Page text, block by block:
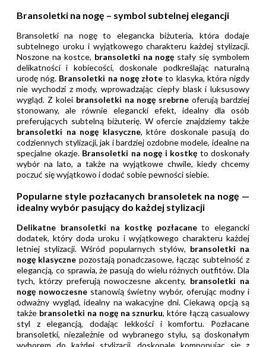
Bransoletki na nogę – symbol subtelnej elegancji
Bransoletki na nogę to elegancka biżuteria, która dodaje
subtelnego uroku i wyjątkowego charakteru każdej stylizacji.
Noszone na kostce, bransoletki na nogę stały się symbolem
delikatności i kobiecości, doskonale podkreślając naturalną
urodę nóg. Bransoletki na nogę złote to klasyka, która nigdy
nie wychodzi z mody, wprowadzając ciepły blask i luksusowy
wygląd. Z kolei bransoletki na nogę srebrne oferują bardziej
stonowany, ale równie elegancki efekt, idealny dla osób
preferujących subtelną biżuterię. W ofercie znajdziemy także
bransoletki na nogę klasyczne, które doskonale pasują do
codziennych stylizacji, jak i bardziej ozdobne modele, idealne na
specjalne okazje. Bransoletki na nogę i kostkę to doskonały
wybór na lato, a także na wyjątkowe chwile, kiedy chcemy
poczuć się wyjątkowo i dodać sobie pewności siebie.
Popularne style pozłacanych bransoletek na nogę —
idealny wybór pasujący do każdej stylizacji
Delikatne bransoletki na kostkę pozłacaneto elegancki
dodatek, który doda uroku i wyjątkowego charakteru każdej
letniej stylizacji. Wśród popularnych stylów, bransoletki na
nogę klasyczne pozostają ponadczasowe, łącząc subtelność z
elegancją, co sprawia, że pasują do wielu różnych outfitów. Dla
tych, którzy preferują nowoczesne akcenty, bransoletki na
nogę nowoczesne stanowią świetny wybór, oferując modny i
odważny wygląd, idealny na wakacyjne dni. Ciekawą opcją są
także bransoletki na nogę na sznurku, które łączą casualowy
styl z elegancją, dodając lekkości i komfortu. Pozłacane
bransoletki, niezależnie od wybranego stylu, są doskonałym